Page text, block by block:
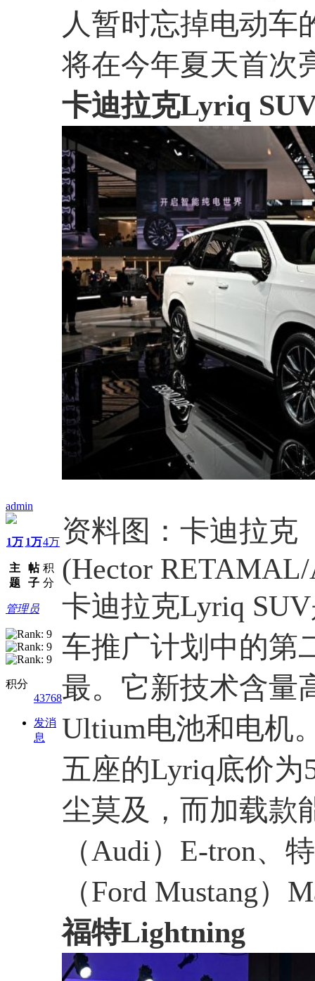
admin
1万
主
题
1万
帖
子
4万
积
分
管理员
积分
43768
发消
息
人暂时忘掉电动车
将在今年夏天首次
卡迪拉克Lyriq
资料图：卡迪拉克
(Hector
卡迪拉克Lyriq
车推广计划中的第
最。它新技术含量
Ultium电池和电机
五座的Lyriq底价为
尘莫及，而加载款
（Audi）E-tron、
（Ford Mustang）
福特Lightning